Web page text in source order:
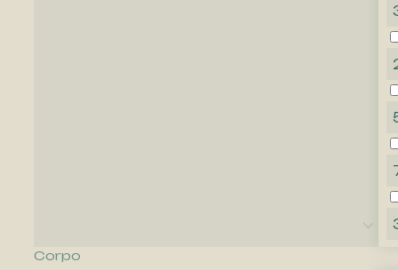
Corpo